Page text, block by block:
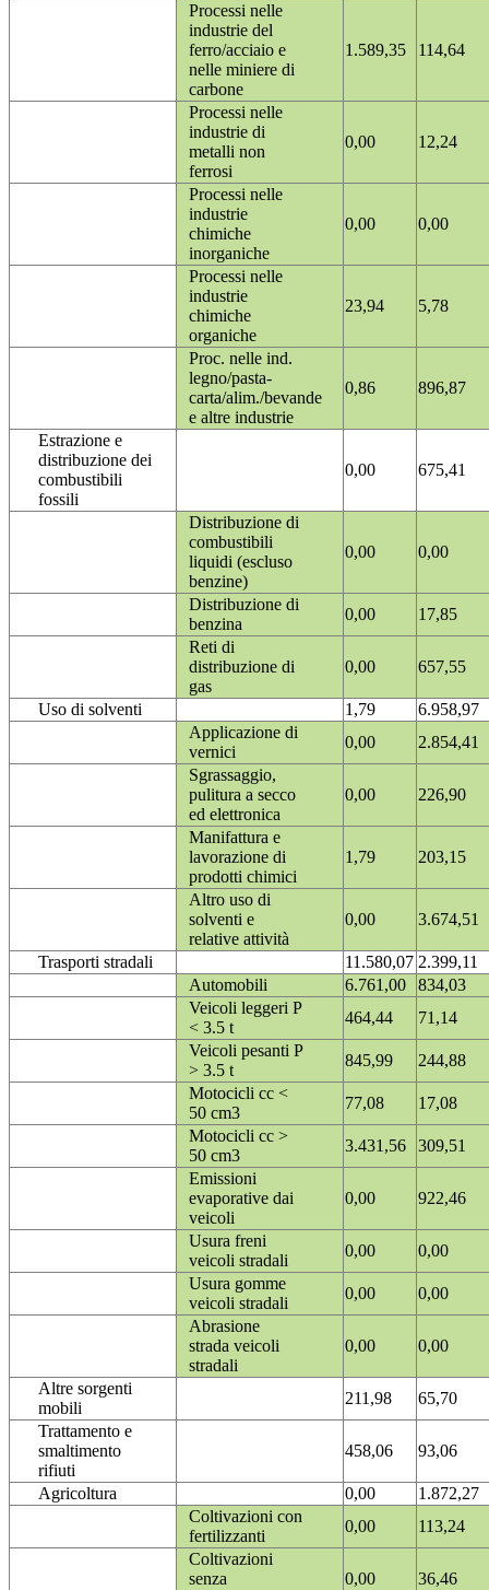
Processi nelle
industrie del
ferro/acciaio e
nelle miniere di
carbone
1.589,35 114,64
Processi nelle
industrie di
metalli non
ferrosi
0,00 12,24
Processi nelle
industrie
chimiche
inorganiche
0,00 0,00
Processi nelle
industrie
chimiche
organiche
23,94 5,78
Proc. nelle ind.
legno/pasta-
carta/alim./bevande
e altre industrie
0,86 896,87
Estrazione e
distribuzione dei
combustibili
fossili
0,00 675,41
Distribuzione di
combustibili
liquidi (escluso
benzine)
0,00 0,00
Distribuzione di
benzina
0,00
17,85
Reti di
distribuzione di
gas
0,00 657,55
Uso di solventi 1,79
6.958,97
Applicazione di
vernici
0,00
2.854,41
Sgrassaggio,
pulitura a secco
ed elettronica
0,00 226,90
Manifattura e
lavorazione di
prodotti chimici
1,79 203,15
Altro uso di
solventi e
relative attività
0,00 3.674,51
Trasporti stradali 11.580,07 2.399,11
Automobili
6.761,00
834,03
Veicoli leggeri P
< 3.5 t
464,44
71,14
Veicoli pesanti P
> 3.5 t
845,99
244,88
Motocicli cc <
50 cm3
77,08
17,08
Motocicli cc >
50 cm3
3.431,56
309,51
Emissioni
evaporative dai
veicoli
0,00 922,46
Usura freni
veicoli stradali
0,00
0,00
Usura gomme
veicoli stradali
0,00
0,00
Abrasione
strada veicoli
stradali
0,00 0,00
Altre sorgenti
mobili
211,98
65,70
Trattamento e
smaltimento
rifiuti
458,06 93,06
Agricoltura 0,00
1.872,27
Coltivazioni con
fertilizzanti
0,00
113,24
Coltivazioni
senza
0,00 36,46